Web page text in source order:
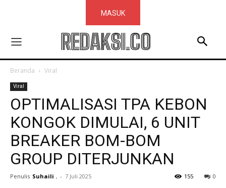
MASUK
REDAKSI.CO
Beranda Viral
Viral
OPTIMALISASI TPA KEBON
KONGOK DIMULAI, 6 UNIT
BREAKER BOM-BOM
GROUP DITERJUNKAN
Penulis Suhaili . - 7 Juli 2025 0
155